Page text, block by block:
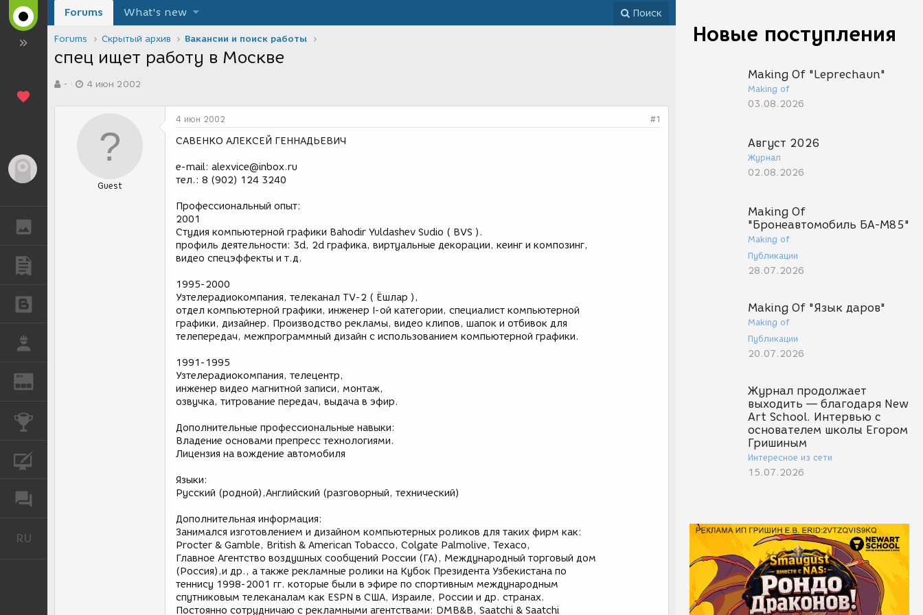
REN
RU
Новые поступления
Making Of "Leprechaun"
Making of
03.08.2026
Август 2026
Журнал
02.08.2026
Making Of
"Бронеавтомобиль БА-М85"
Making of
Публикации
28.07.2026
Making Of "Язык даров"
Making of
Публикации
20.07.2026
Журнал продолжает
выходить — благодаря New
Art School. Интервью с
основателем школы Егором
Гришиным
Интересное из сети
15.07.2026
Forums What's new Поиск
Forums Скрытый архив Вакансии и поиск работы
спец ищет работу в Москве
в-
а
4 июн 2002
Guest
4 июн 2002 #1
САВЕНКО АЛЕКСЕЙ ГЕННАДЬЕВИЧ
e-mail: alexvice@inbox.ru
тел.: 8 (902) 124 3240
Профессиональный опыт:
2001
Студия компьютерной графики Bahodir Yuldashev Sudio ( BVS ).
профиль деятельности: 3d, 2d графика, виртуальные декорации, кеинг и композинг,
видео спецэффекты и т.д.
1995-2000
Узтелерадиокомпания, телеканал TV-2 ( Ёшлар ),
отдел компьютерной графики, инженер I-ой категории, специалист компьютерной
графики, дизайнер. Производство рекламы, видео клипов, шапок и отбивок для
телепередач, межпрограммный дизайн с использованием компьютерной графики.
1991-1995
Узтелерадиокомпания, телецентр,
инженер видео магнитной записи, монтаж,
озвучка, титрование передач, выдача в эфир.
Дополнительные профессиональные навыки:
Владение основами препресс технологиями.
Лицензия на вождение автомобиля
Языки:
Русский (родной),Английский (разговорный, технический)
Дополнительная информация:
Занимался изготовлением и дизайном компьютерных роликов для таких фирм как:
Procter & Gamble, British & American Tobacco, Colgate Palmolive, Texaco,
Главное Агентство воздушных сообщений России (ГА), Международный торговый дом
(Россия),и др., а также рекламные ролики на Кубок Президента Узбекистана по
теннису 1998-2001 гг. которые были в эфире по спортивным международным
спутниковым телеканалам как ESPN в США, Израиле, России и др. странах.
Постоянно сотрудничаю с рекламными агентствами: DMB&B, Saatchi & Saatchi